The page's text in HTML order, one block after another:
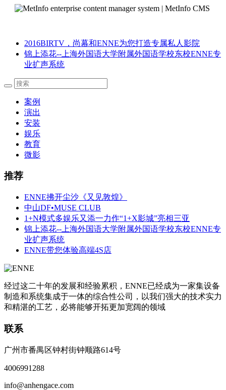
2016BIRTV，尚幕和ENNE为您打造专属私人影院
锦上添花--上海外国语大学附属外国语学校东校ENNE专
业扩声系统
案例
演出
安装
娱乐
教育
微影
推荐
ENNE拂开尘沙《又见敦煌》
中山DF•MUSE CLUB
1+N模式多娱乐又添一力作“1+X影城”亮相三亚
锦上添花--上海外国语大学附属外国语学校东校ENNE专
业扩声系统
ENNE带您体验高端4S店
经过这二十年的发展和经验累积，ENNE已经成为一家集设备
制造和系统集成于一体的综合性公司，以我们强大的技术实力
和精湛的工艺，必将能够开拓更加宽阔的领域
联系
广州市番禺区钟村街钟顺路614号
4006991288
info@anhengace.com